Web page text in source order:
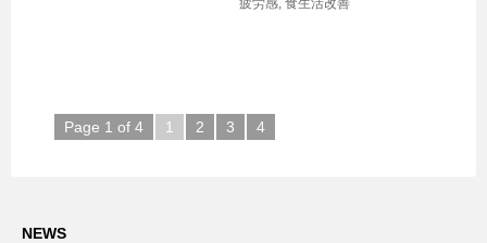
疲労感, 食生活改善
Page 1 of 4 1 2 3 4
NEWS